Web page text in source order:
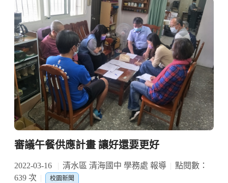
審議午餐供應計畫 讓好還要更好
2022-03-16 清水區 清海國中 學務處 報導
點閱數：
639 次
校園新聞